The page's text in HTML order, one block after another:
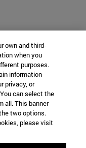
own and third-
when you
purposes.
information
privacy, or
can select the
all. This banner
two options.
please visit